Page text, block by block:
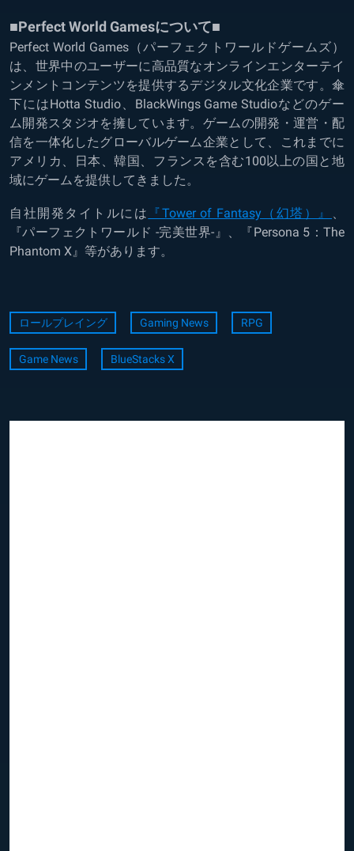
■Perfect World Gamesについて■
Perfect World Games（パーフェクトワールドゲームズ）
は、世界中のユーザーに高品質なオンラインエンターテイ
ンメントコンテンツを提供するデジタル文化企業です。傘
下にはHotta Studio、BlackWings Game Studioなどのゲー
ム開発スタジオを擁しています。ゲームの開発・運営・配
信を一体化したグローバルゲーム企業として、これまでに
アメリカ、日本、韓国、フランスを含む100以上の国と地
域にゲームを提供してきました。
自社開発タイトルには 『Tower of Fantasy（幻塔）』
『パーフェクトワールド -完美世界-』、『Persona 5：The
Phantom X』等があります。
ロールプレイング Gaming News RPG
Game News BlueStacks X